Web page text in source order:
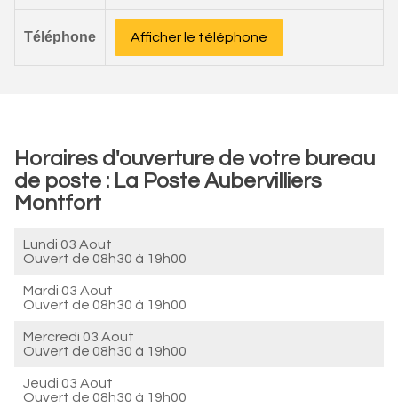
Téléphone Afficher le téléphone
Horaires d'ouverture de votre bureau
de poste : La Poste Aubervilliers
Montfort
Lundi 03 Aout
Ouvert de 08h30 à 19h00
Mardi 03 Aout
Ouvert de 08h30 à 19h00
Mercredi 03 Aout
Ouvert de 08h30 à 19h00
Jeudi 03 Aout
Ouvert de 08h30 à 19h00